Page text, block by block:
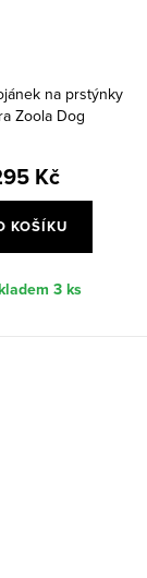
na prstýnky
Zoola Dog
Kč
KOŠÍKU
3 ks